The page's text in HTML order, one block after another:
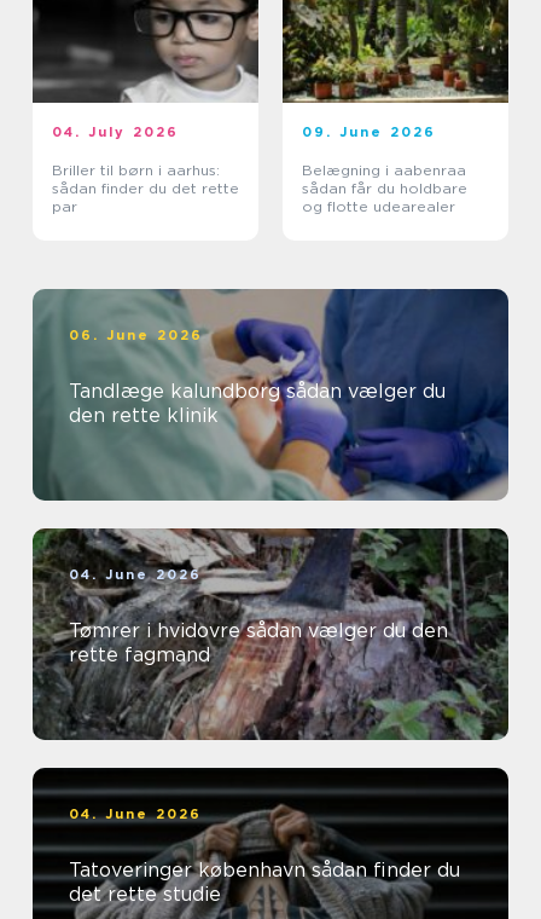
04. July 2026
Briller til børn i aarhus:
sådan finder du det rette
par
09. June 2026
Belægning i aabenraa
sådan får du holdbare
og flotte udearealer
06. June 2026
Tandlæge kalundborg sådan vælger du
den rette klinik
04. June 2026
Tømrer i hvidovre sådan vælger du den
rette fagmand
04. June 2026
Tatoveringer københavn sådan finder du
det rette studie